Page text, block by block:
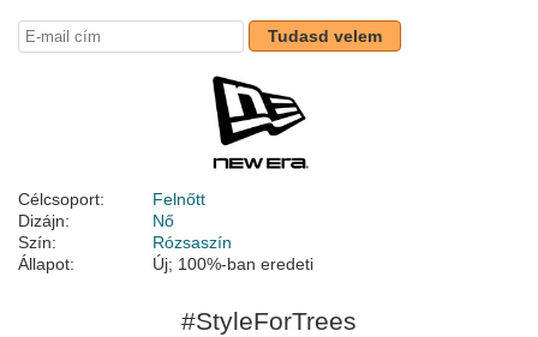
Tudasd velem
Célcsoport:
Felnőtt
Dizájn:
Nő
Szín:
Rózsaszín
Állapot:
Új; 100%-ban eredeti
#StyleForTrees